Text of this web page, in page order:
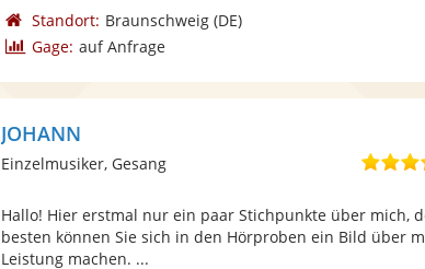
Standort: Braunschweig(DE)
Gage: auf Anfrage
JOHANN
Einzelmusiker, Gesang
Hallo! Hier erstmal nur ein paar Stichpunkte über mich,
besten können Sie sich in den Hörproben ein Bild über
Leistung machen. ...